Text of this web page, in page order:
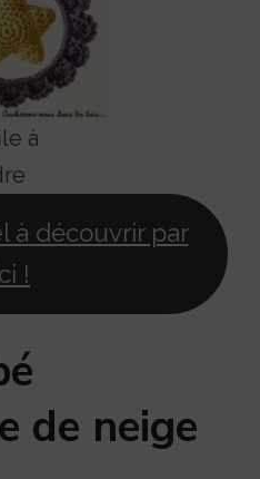
à
à découvrir par
!
de neige